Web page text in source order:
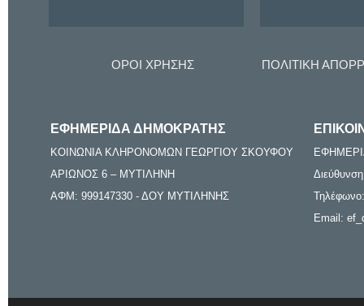
ΟΡΟΙ ΧΡΗΣΗΣ ΠΟΛΙΤΙΚΗ
ΕΦΗΜΕΡΙΔΑ ΔΗΜΟΚΡΑΤΗΣ
ΚΟΙΝΩΝΙΑ ΚΛΗΡΟΝΟΜΩΝ ΓΕΩΡΓΙΟΥ ΣΚΟΥΦΟΥ
ΑΡΙΩΝΟΣ 6 – ΜΥΤΙΛΗΝΗ
ΑΦΜ: 999147330 - ΔΟΥ ΜΥΤΙΛΗΝΗΣ
Email: